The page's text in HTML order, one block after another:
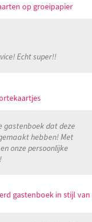
op groeipapier
Echt super!!
gastenboek dat deze
hebben! Met
onze persoonlijke
gastenboek in stijl van